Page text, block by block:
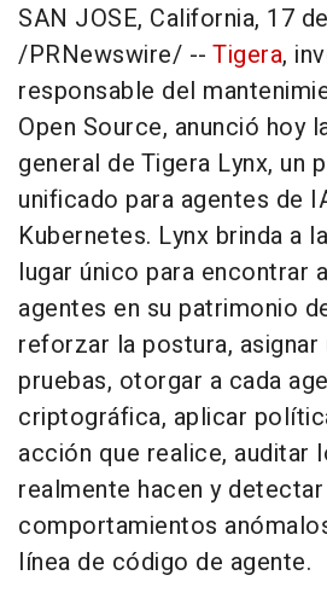
SAN JOSE, California, 17
/PRNewswire/ -- Tigera,
responsable del
Open Source, anunció hoy
general de Tigera Lynx, un
unificado para agentes de
Kubernetes. Lynx brinda a
lugar único para encontrar
agentes en su patrimonio
reforzar la postura, asignar
pruebas, otorgar a cada
criptográfica, aplicar
acción que realice, auditar
realmente hacen y detectar
comportamientos
línea de código de agente.